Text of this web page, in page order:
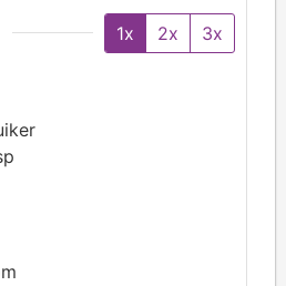
1x 2x 3x